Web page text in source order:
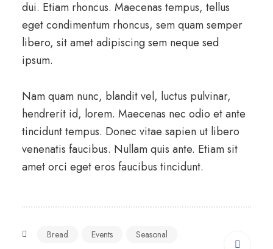
dui. Etiam rhoncus. Maecenas tempus, tellus
eget condimentum rhoncus, sem quam semper
libero, sit amet adipiscing sem neque sed
ipsum.
Nam quam nunc, blandit vel, luctus pulvinar,
hendrerit id, lorem. Maecenas nec odio et ante
tincidunt tempus. Donec vitae sapien ut libero
venenatis faucibus. Nullam quis ante. Etiam sit
amet orci eget eros faucibus tincidunt.
Bread Events Seasonal